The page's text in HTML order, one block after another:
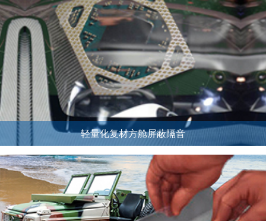
轻量化复材方舱屏蔽隔音